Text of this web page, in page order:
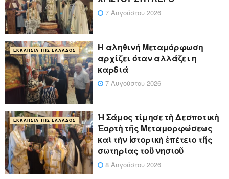
7 Αυγούστου 2026
ΕΚΚΛΗΣΊΑ ΤΗΣ ΕΛΛΆΔΟΣ
Η αληθινή Μεταμόρφωση
αρχίζει όταν αλλάζει η
καρδιά
7 Αυγούστου 2026
ΕΚΚΛΗΣΊΑ ΤΗΣ ΕΛΛΆΔΟΣ
Ἡ Σάμος τίμησε τὴ Δεσποτικὴ
Ἑορτὴ τῆς Μεταμορφώσεως
καὶ τὴν ἱστορικὴ ἐπέτειο τῆς
σωτηρίας τοῦ νησιοῦ
8 Αυγούστου 2026